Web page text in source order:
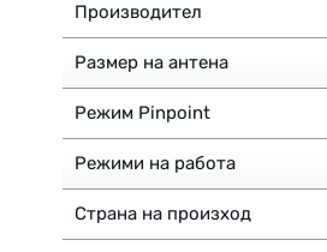
Производител
Размер на антена
Режим Pinpoint
Режими на работа
Страна на произход